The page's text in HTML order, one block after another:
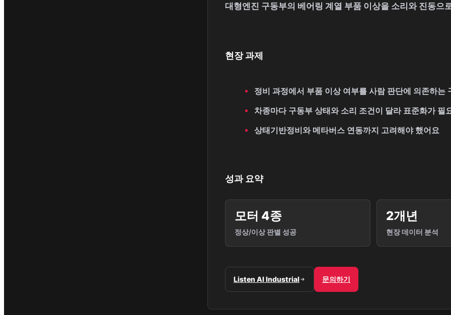
대형엔진 구동부의 베어링 계열 부품 이상을 소리와 진동으
현장 과제
정비 과정에서 부품 이상 여부를 사람 판단에 의존하는
차종마다 구동부 상태와 소리 조건이 달라 표준화가 필
상태기반정비와 메타버스 연동까지 고려해야 했어요
성과 요약
모터 4종
정상/이상 판별 성공
2개년
현장 데이터 분석
Listen AI Industrial 문의하기